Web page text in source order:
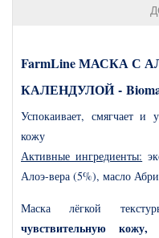
FarmLine МАСКА С
КАЛЕНДУЛОЙ-
Успокаивает, смягчает и
кожу
Активные ингредиенты:
Алоэ-вера (5%), масло
Маска лёгкой
чувствительную кожу,